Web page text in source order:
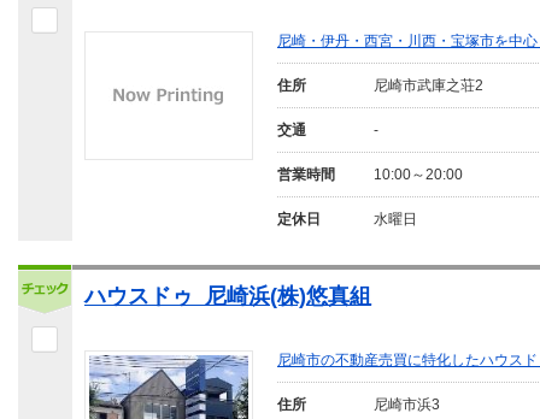
尼崎・伊丹・西宮・川西・宝塚市を中
住所 尼崎市武庫之荘2
交通 -
営業時間 10:00～20:00
定休日 水曜日
ハウスドゥ 尼崎浜(株)悠真組
尼崎市の不動産売買に特化したハウス
住所 尼崎市浜3